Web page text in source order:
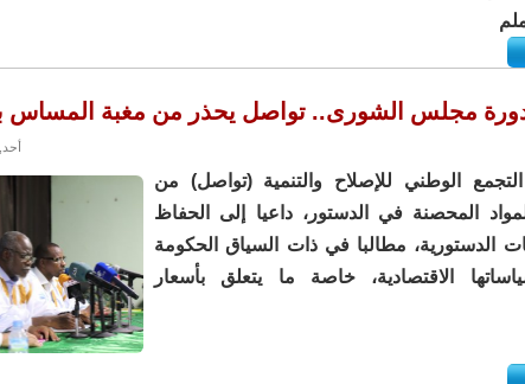
مجلس الشورى.. تواصل يحذر من مغبة المساس
أحد, 12/07/2026 - 15:10
الوطني للإصلاح والتنمية (تواصل) من
المحصنة في الدستور، داعيا إلى الحفاظ
الدستورية، مطالبا في ذات السياق الحكومة
الاقتصادية، خاصة ما يتعلق بأسعار